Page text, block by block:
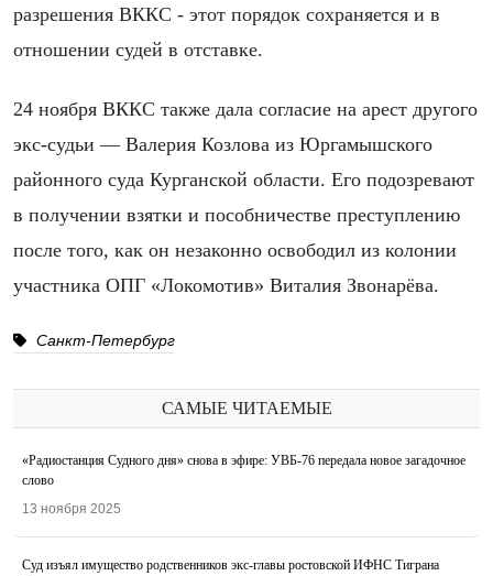
разрешения ВККС - этот порядок сохраняется и в
отношении судей в отставке.
24 ноября ВККС также дала согласие на арест другого
экс-судьи — Валерия Козлова из Юргамышского
районного суда Курганской области. Его подозревают
в получении взятки и пособничестве преступлению
после того, как он незаконно освободил из колонии
участника ОПГ «Локомотив» Виталия Звонарёва.
Санкт-Петербург
САМЫЕ ЧИТАЕМЫЕ
«Радиостанция Судного дня» снова в эфире: УВБ-76 передала новое загадочное
слово
13 ноября 2025
Суд изъял имущество родственников экс-главы ростовской ИФНС Тиграна